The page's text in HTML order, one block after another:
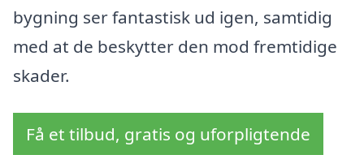
bygning ser fantastisk ud igen, samtidig
med at de beskytter den mod fremtidige
skader.
Få et tilbud, gratis og uforpligtende